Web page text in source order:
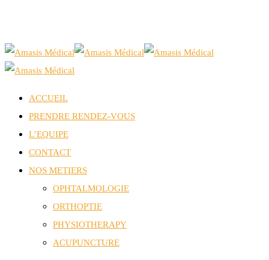
main
content
Menu
ACCUEIL
PRENDRE RENDEZ-VOUS
L’EQUIPE
CONTACT
NOS METIERS
OPHTALMOLOGIE
ORTHOPTIE
PHYSIOTHERAPY
ACUPUNCTURE